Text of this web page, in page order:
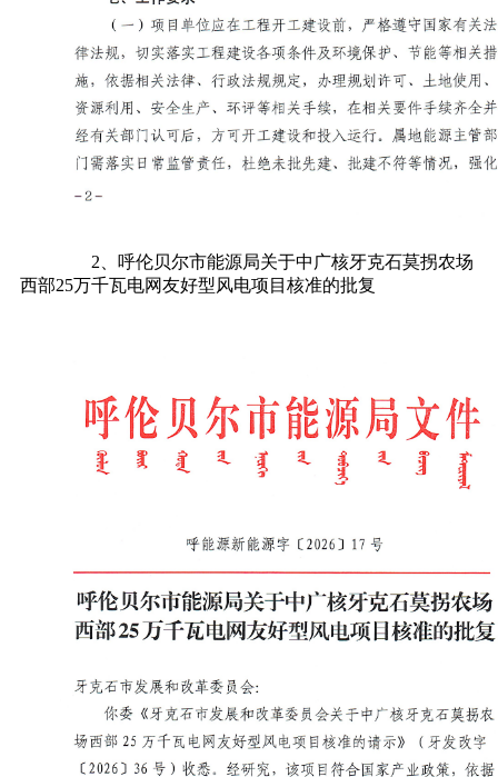
2、呼伦贝尔市能源局关于中广核牙克石莫拐农场
西部25万千瓦电网友好型风电项目核准的批复